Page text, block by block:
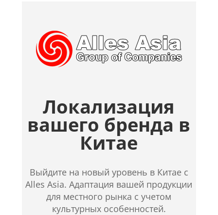
Локализация
вашего бренда в
Китае
Выйдите на новый уровень в Китае с
Alles Asia. Адаптация вашей продукции
для местного рынка с учетом
культурных особенностей.